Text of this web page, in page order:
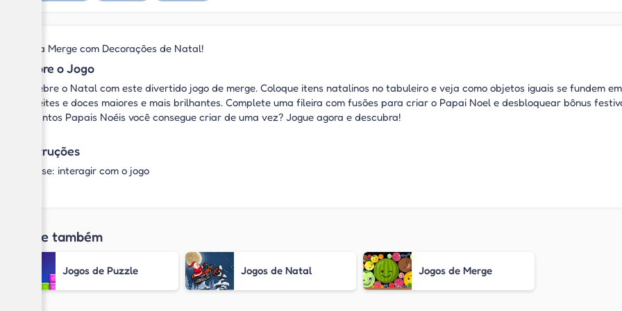
Faça Merge com Decorações de Natal!
Sobre o Jogo
Celebre o Natal com este divertido jogo de merge. Coloque itens natalinos no tabuleiro e veja como objetos iguais se fundem em
enfeites e doces maiores e mais brilhantes. Complete uma fileira com fusões para criar o Papai Noel e desbloquear bônus
Quantos Papais Noéis você consegue criar de uma vez? Jogue agora e descubra!
Instruções
Mouse: interagir com o jogo
Jogue também
Jogos de Puzzle Jogos de Natal Jogos de Merge